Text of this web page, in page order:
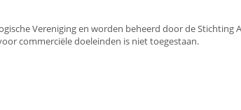
Vereniging en worden beheerd door de Stichting
commerciële doeleinden is niet toegestaan.